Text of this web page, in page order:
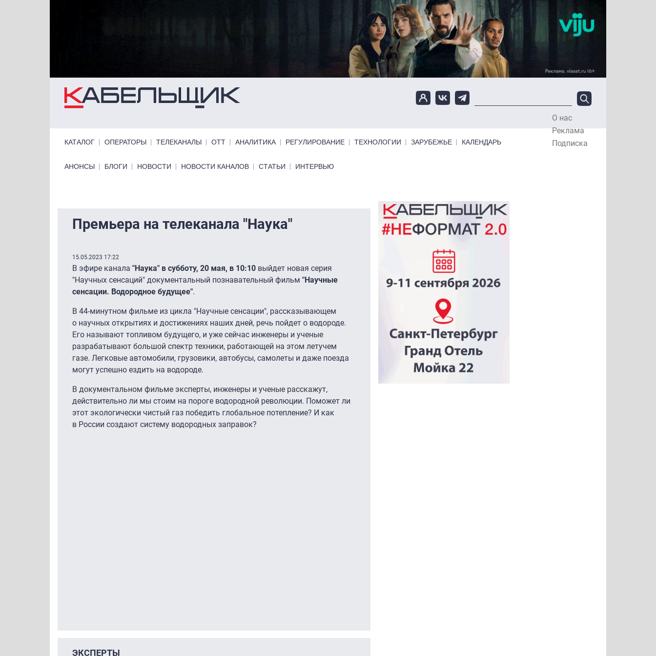
О нас
Реклама
Подписка
КАТАЛОГ ОПЕРАТОРЫ ТЕЛЕКАНАЛЫ ОТТ АНАЛИТИКА РЕГУЛИРОВАНИЕ ТЕХНОЛОГИИ ЗАРУБЕЖЬЕ КАЛЕНДАРЬ
Primary links bottom
АНОНСЫ БЛОГИ НОВОСТИ НОВОСТИ КАНАЛОВ СТАТЬИ ИНТЕРВЬЮ
Премьера на телеканала "Наука"
15.05.2023 17:22
В эфире канала "Наука" в субботу, 20 мая, в 10:10 выйдет новая серия
"Научных сенсаций" документальный познавательный фильм "Научные
сенсации. Водородное будущее".
В 44-минутном фильме из цикла "Научные сенсации", рассказывающем
о научных открытиях и достижениях наших дней, речь пойдет о водороде.
Его называют топливом будущего, и уже сейчас инженеры и ученые
разрабатывают большой спектр техники, работающей на этом летучем
газе. Легковые автомобили, грузовики, автобусы, самолеты и даже поезда
могут успешно ездить на водороде.
В документальном фильме эксперты, инженеры и ученые расскажут,
действительно ли мы стоим на пороге водородной революции. Поможет ли
этот экологически чистый газ победить глобальное потепление? И как
в России создают систему водородных заправок?
ЭКСПЕРТЫ